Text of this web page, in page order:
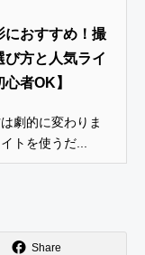
におすすめ！撮
方と人気ライ
心者OK】
劇的に変わりま
トを使うだ...
Share